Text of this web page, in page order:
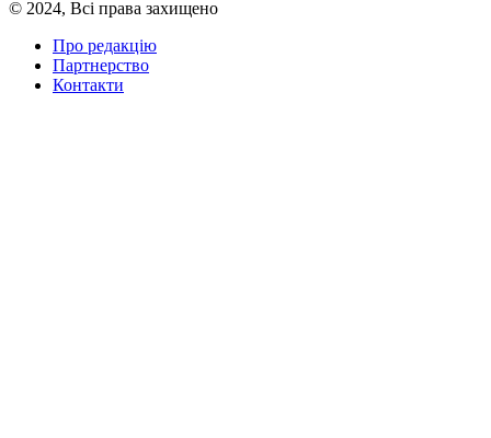
© 2024, Всі права захищено
Про редакцію
Партнерство
Контакти